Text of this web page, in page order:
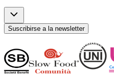
Suscribirse a la newsletter